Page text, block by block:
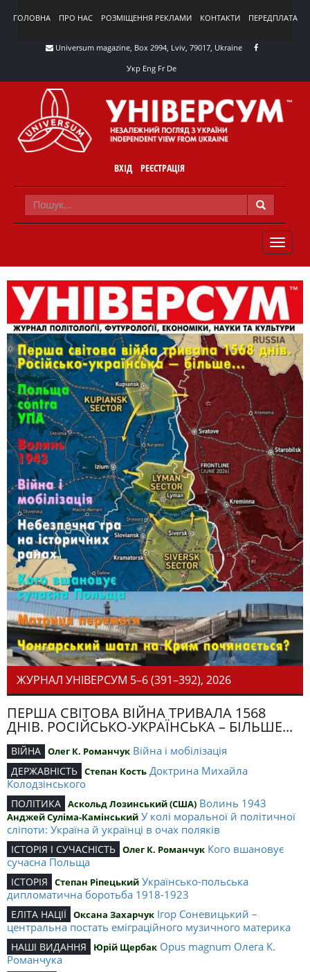
ГОЛОВНА ПРО НАС РОЗМІЩЕННЯ РЕКЛАМИ КОНТАКТИ ПЕРЕДПЛАТА
Universum magazine, Box 2994, Lviv, 79017, Ukraine
Укр Eng Fr De
ВХІД РЕЄСТРАЦІЯ
TOGGLE
ЖУРНАЛ УНІВЕРСУМ 5–6 (391–392), 2026
ПЕРША СВІТОВА ВІЙНА ТРИВАЛА 1568
ДНІВ. РОСІЙСЬКО-УКРАЇНСЬКА – БІЛЬШЕ...
ВІЙНА Олег К. Романчук Війна і мобілізація
ДЕРЖАВНІСТЬ Степан Кость Доктрина Михайла
Колодзінського
ПОЛІТИКА Аскольд Лозинський (США) Волинь 1943
Анджей Суліма-Камінський У колі моральної й політичної
сліпоти: Україна й українці в очах поляків
ІСТОРІЯ І СУЧАСНІСТЬ Олег К. Романчук Кого вшановує
сучасна Польща
ІСТОРІЯ Степан Ріпецький Українсько-польська
дипломатична боротьба 1918-1923
ЕЛІТА НАЦІЇ Оксана Захарчук Ігор Соневицький –
центральна постать еміграційного музичного материка
НАШІ ВИДАННЯ Юрій Щербак Opus magnum Олега К.
Романчука